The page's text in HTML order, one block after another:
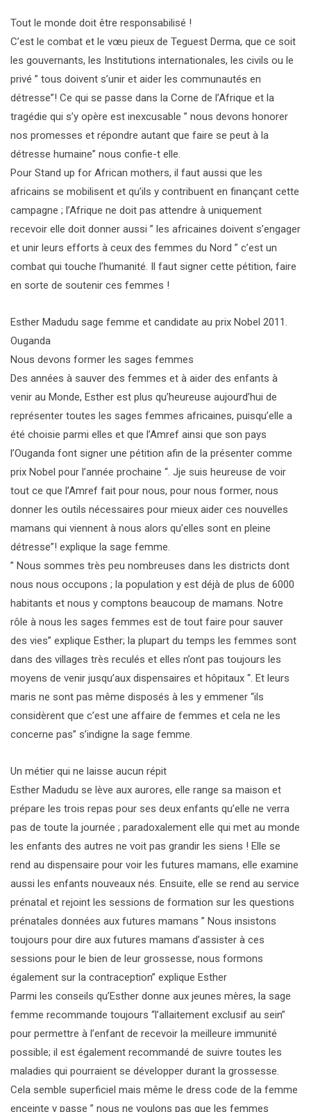
Tout le monde doit être responsabilisé !
C’est le combat et le vœu pieux de Teguest Derma, que ce soit
les gouvernants, les Institutions internationales, les civils ou le
privé ” tous doivent s’unir et aider les communautés en
détresse”! Ce qui se passe dans la Corne de l’Afrique et la
tragédie qui s’y opère est inexcusable ” nous devons honorer
nos promesses et répondre autant que faire se peut à la
détresse humaine” nous confie-t elle.
Pour Stand up for African mothers, il faut aussi que les
africains se mobilisent et qu’ils y contribuent en finançant cette
campagne ; l’Afrique ne doit pas attendre à uniquement
recevoir elle doit donner aussi ” les africaines doivent s’engager
et unir leurs efforts à ceux des femmes du Nord ” c’est un
combat qui touche l’humanité. Il faut signer cette pétition, faire
en sorte de soutenir ces femmes !
Esther Madudu sage femme et candidate au prix Nobel 2011.
Ouganda
Nous devons former les sages femmes
Des années à sauver des femmes et à aider des enfants à
venir au Monde, Esther est plus qu’heureuse aujourd’hui de
représenter toutes les sages femmes africaines, puisqu’elle a
été choisie parmi elles et que l’Amref ainsi que son pays
l’Ouganda font signer une pétition afin de la présenter comme
prix Nobel pour l’année prochaine “. Jje suis heureuse de voir
tout ce que l’Amref fait pour nous, pour nous former, nous
donner les outils nécessaires pour mieux aider ces nouvelles
mamans qui viennent à nous alors qu’elles sont en pleine
détresse”! explique la sage femme.
” Nous sommes très peu nombreuses dans les districts dont
nous nous occupons ; la population y est déjà de plus de 6000
habitants et nous y comptons beaucoup de mamans. Notre
rôle à nous les sages femmes est de tout faire pour sauver
des vies” explique Esther; la plupart du temps les femmes sont
dans des villages très reculés et elles n’ont pas toujours les
moyens de venir jusqu’aux dispensaires et hôpitaux “. Et leurs
maris ne sont pas même disposés à les y emmener “ils
considèrent que c’est une affaire de femmes et cela ne les
concerne pas” s’indigne la sage femme.
Un métier qui ne laisse aucun répit
Esther Madudu se lève aux aurores, elle range sa maison et
prépare les trois repas pour ses deux enfants qu’elle ne verra
pas de toute la journée ; paradoxalement elle qui met au monde
les enfants des autres ne voit pas grandir les siens ! Elle se
rend au dispensaire pour voir les futures mamans, elle examine
aussi les enfants nouveaux nés. Ensuite, elle se rend au service
prénatal et rejoint les sessions de formation sur les questions
prénatales données aux futures mamans ” Nous insistons
toujours pour dire aux futures mamans d’assister à ces
sessions pour le bien de leur grossesse, nous formons
également sur la contraception” explique Esther
Parmi les conseils qu’Esther donne aux jeunes mères, la sage
femme recommande toujours “l’allaitement exclusif au sein”
pour permettre à l’enfant de recevoir la meilleure immunité
possible; il est également recommandé de suivre toutes les
maladies qui pourraient se développer durant la grossesse.
Cela semble superficiel mais même le dress code de la femme
enceinte y passe ” nous ne voulons pas que les femmes